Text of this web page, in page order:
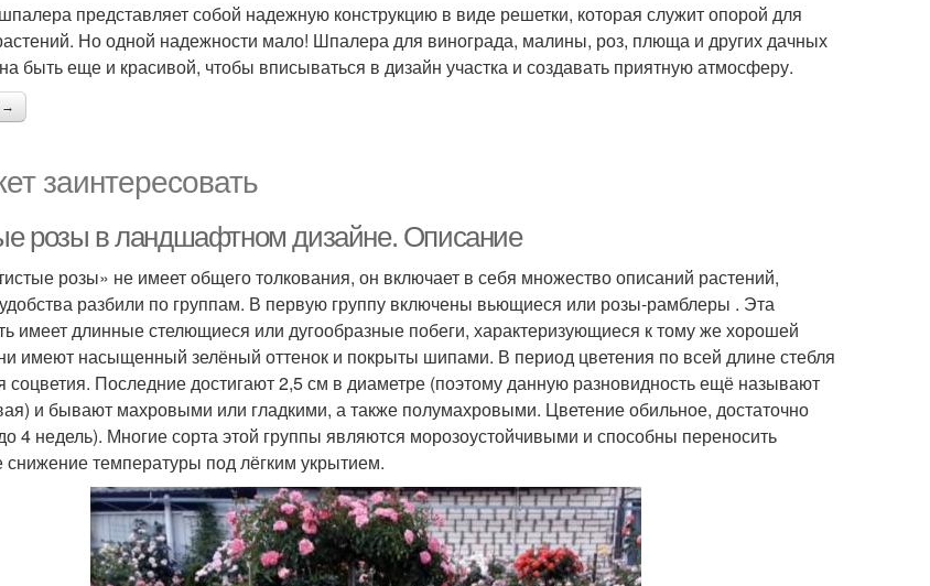
представляет собой надежную конструкцию в виде решетки, которая служит опорой для
Но одной надежности мало! Шпалера для винограда, малины, роз, плюща и других дачных
быть еще и красивой, чтобы вписываться в дизайн участка и создавать приятную атмосферу.
→
заинтересовать
розы в ландшафтном дизайне. Описание
розы» не имеет общего толкования, он включает в себя множество описаний растений,
разбили по группам. В первую группу включены вьющиеся или розы-рамблеры . Эта
имеет длинные стелющиеся или дугообразные побеги, характеризующиеся к тому же хорошей
имеют насыщенный зелёный оттенок и покрыты шипами. В период цветения по всей длине стебля
Последние достигают 2,5 см в диаметре (поэтому данную разновидность ещё называют
и бывают махровыми или гладкими, а также полумахровыми. Цветение обильное, достаточно
4 недель). Многие сорта этой группы являются морозоустойчивыми и способны переносить
снижение температуры под лёгким укрытием.